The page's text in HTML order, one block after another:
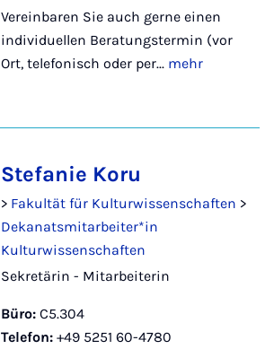
Vereinbaren Sie auch gerne einen
individuellen Beratungstermin (vor
Ort, telefonisch oder per... mehr
Stefanie Koru
> Fakultät für Kulturwissenschaften >
Dekanatsmitarbeiter*in
Kulturwissenschaften
Sekretärin - Mitarbeiterin
Büro: C5.304
Telefon: +49 5251 60-4780